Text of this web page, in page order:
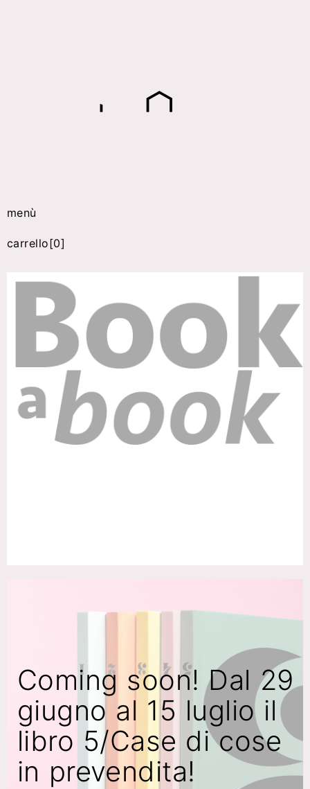
menù
fr en
carrello[0]
Coming soon! Dal 29
giugno al 15 luglio il
libro 5/Case di cose
in prevendita!